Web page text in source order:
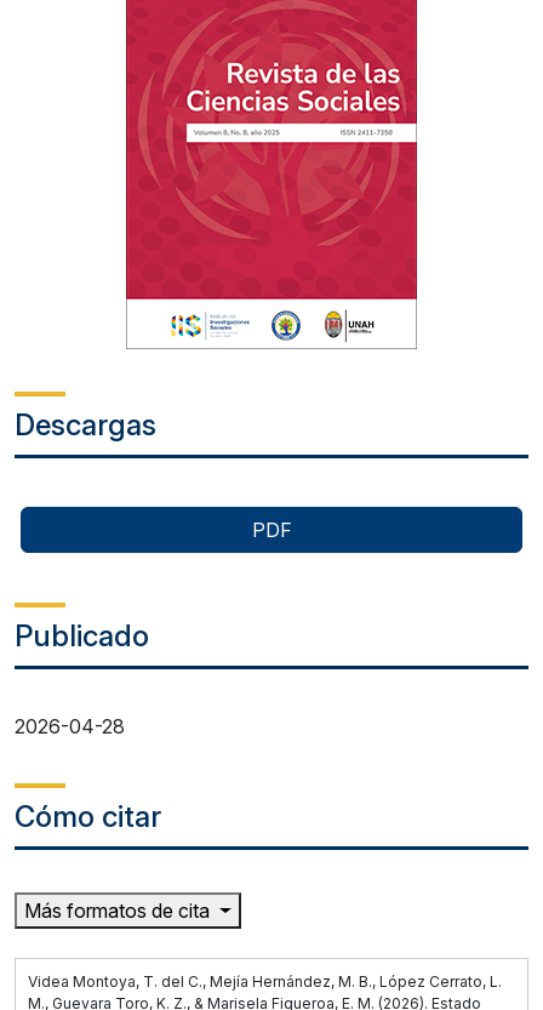
Descargas
PDF
Publicado
2026-04-28
Cómo citar
Más formatos de cita
Videa Montoya, T. del C., Mejía Hernández, M. B., López Cerrato, L.
M., Guevara Toro, K. Z., & Marisela Figueroa, E. M. (2026). Estado